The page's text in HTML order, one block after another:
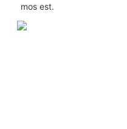
mos est.